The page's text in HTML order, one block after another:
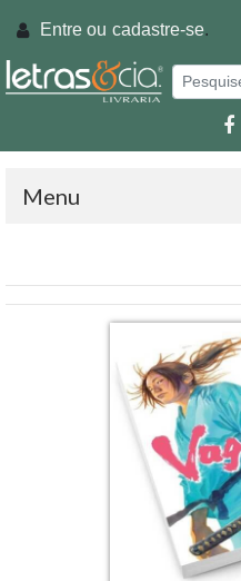
Entre ou cadastre-se.
Menu